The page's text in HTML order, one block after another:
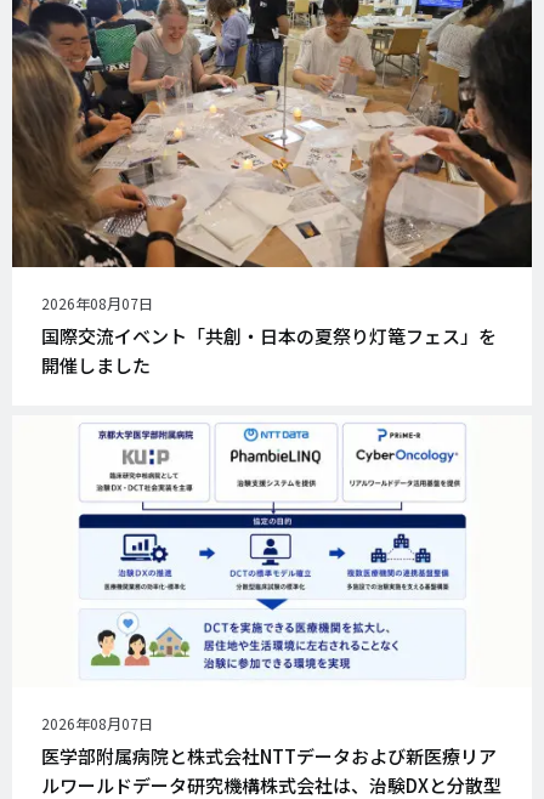
公
開
日
2026年08月07日
国際交流イベント「共創・日本の夏祭り灯篭フェス」を
開催しました
公
開
日
2026年08月07日
医学部附属病院と株式会社NTTデータおよび新医療リア
ルワールドデータ研究機構株式会社は、治験DXと分散型